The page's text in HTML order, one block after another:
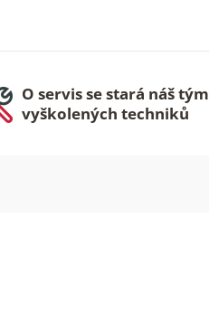
O servis se stará náš tým
vyškolených techniků